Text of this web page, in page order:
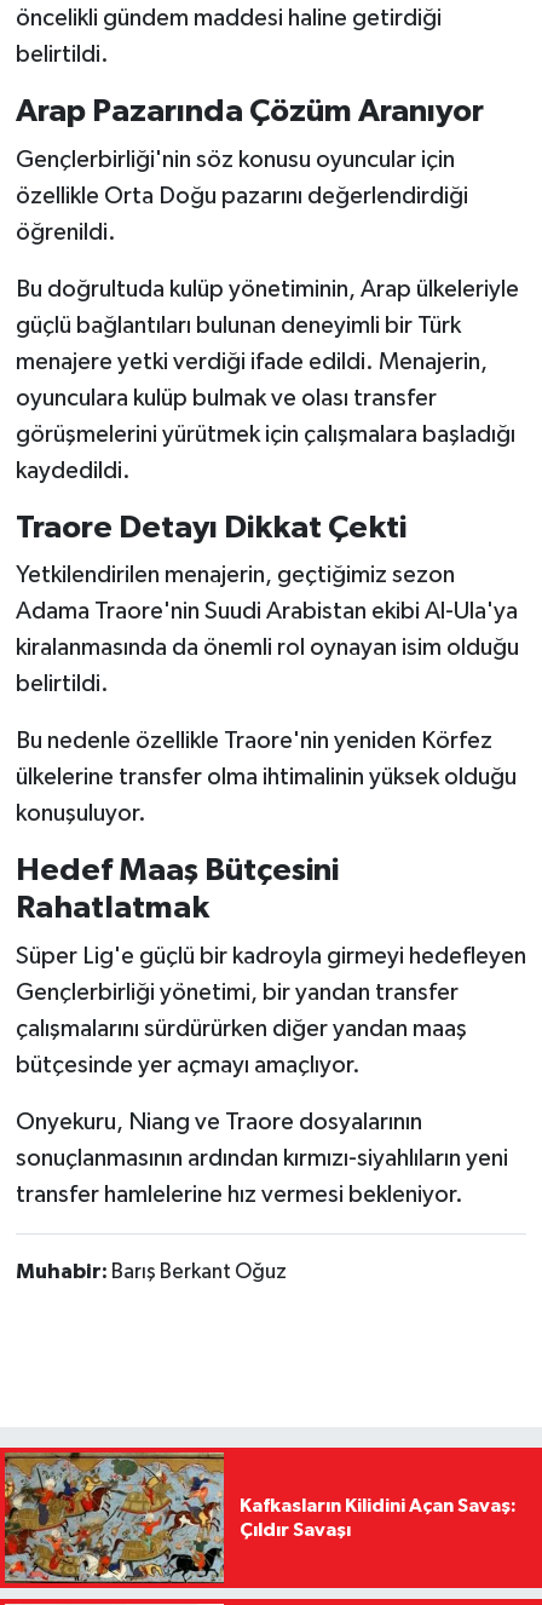
öncelikli gündem maddesi haline getirdiği
belirtildi.
Arap Pazarında Çözüm Aranıyor
Gençlerbirliği'nin söz konusu oyuncular için
özellikle Orta Doğu pazarını değerlendirdiği
öğrenildi.
Bu doğrultuda kulüp yönetiminin, Arap ülkeleriyle
güçlü bağlantıları bulunan deneyimli bir Türk
menajere yetki verdiği ifade edildi. Menajerin,
oyunculara kulüp bulmak ve olası transfer
görüşmelerini yürütmek için çalışmalara başladığı
kaydedildi.
Traore Detayı Dikkat Çekti
Yetkilendirilen menajerin, geçtiğimiz sezon
Adama Traore'nin Suudi Arabistan ekibi Al-Ula'ya
kiralanmasında da önemli rol oynayan isim olduğu
belirtildi.
Bu nedenle özellikle Traore'nin yeniden Körfez
ülkelerine transfer olma ihtimalinin yüksek olduğu
konuşuluyor.
Hedef Maaş Bütçesini
Rahatlatmak
Süper Lig'e güçlü bir kadroyla girmeyi hedefleyen
Gençlerbirliği yönetimi, bir yandan transfer
çalışmalarını sürdürürken diğer yandan maaş
bütçesinde yer açmayı amaçlıyor.
Onyekuru, Niang ve Traore dosyalarının
sonuçlanmasının ardından kırmızı-siyahlıların yeni
transfer hamlelerine hız vermesi bekleniyor.
Muhabir: Barış Berkant Oğuz
Kafkasların Kilidini Açan Savaş:
Çıldır Savaşı